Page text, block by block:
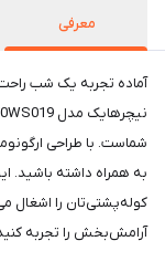
معرفی
شماست. با طراحی
به همراه داشته باشید.
کوله‌پشتی‌تان را اشغال
آرامش‌بخش را تجربه